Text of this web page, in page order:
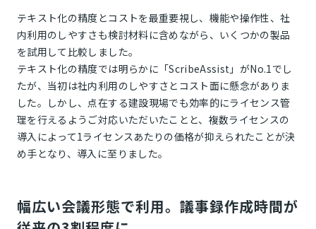
テキスト化の精度とコストを最重要視し、機能や操作性、社
内利用のしやすさも検討材料に含めながら、いくつかの製品
を試用して比較しました。
テキスト化の精度では明らかに「ScribeAssist」がNo.1でし
たが、当初は社内利用のしやすさとコスト面に懸念がありま
した。しかし、点在する建設現場でも効率的にライセンス管
理を行えるようご対応いただいたことと、複数ライセンスの
導入によって1ライセンスあたりの価格が抑えられたことが決
め手となり、導入に至りました。
幅広い会議形態で利用。議事録作成時間が